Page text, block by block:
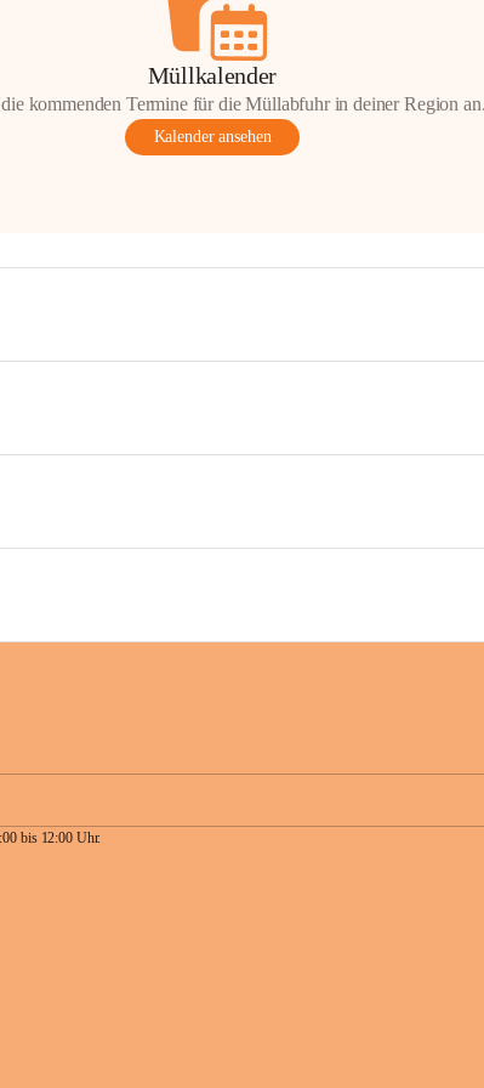
Müllkalender
kommenden Termine für die Müllabfuhr in deiner Region
Kalender ansehen
bis 12:00 Uhr.